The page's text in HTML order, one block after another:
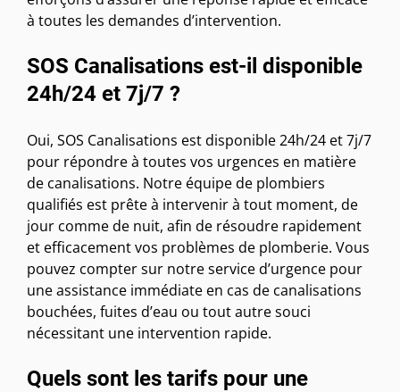
à toutes les demandes d’intervention.
SOS Canalisations est-il disponible
24h/24 et 7j/7 ?
Oui, SOS Canalisations est disponible 24h/24 et 7j/7
pour répondre à toutes vos urgences en matière
de canalisations. Notre équipe de plombiers
qualifiés est prête à intervenir à tout moment, de
jour comme de nuit, afin de résoudre rapidement
et efficacement vos problèmes de plomberie. Vous
pouvez compter sur notre service d’urgence pour
une assistance immédiate en cas de canalisations
bouchées, fuites d’eau ou tout autre souci
nécessitant une intervention rapide.
Quels sont les tarifs pour une